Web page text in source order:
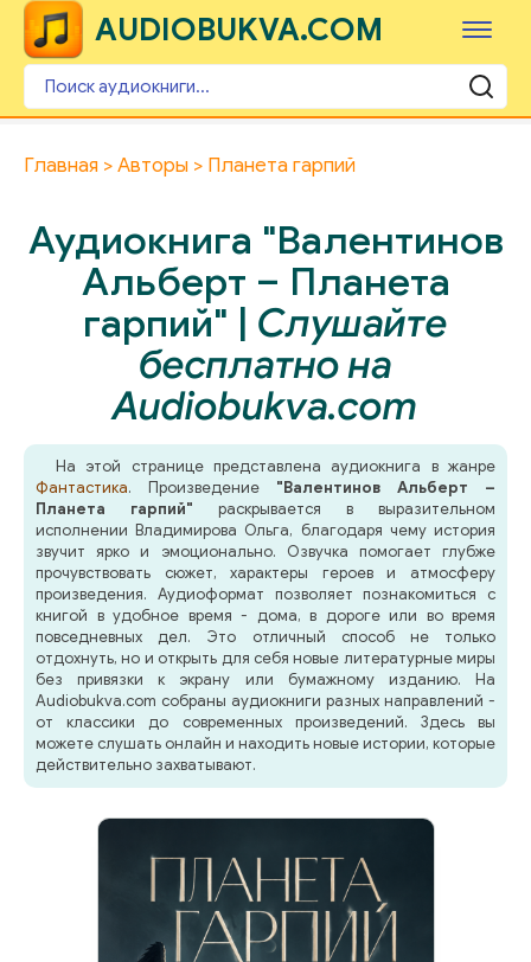
AUDIOBUKVA.COM
Главная Авторы Планета гарпий
Аудиокнига "Валентинов
Альберт – Планета
гарпий" | Слушайте
бесплатно на
Audiobukva.com
На этой странице представлена аудиокнига в жанре
Фантастика. Произведение "Валентинов Альберт –
Планета гарпий" раскрывается в выразительном
исполнении Владимирова Ольга, благодаря чему история
звучит ярко и эмоционально. Озвучка помогает глубже
прочувствовать сюжет, характеры героев и атмосферу
произведения. Аудиоформат позволяет познакомиться с
книгой в удобное время - дома, в дороге или во время
повседневных дел. Это отличный способ не только
отдохнуть, но и открыть для себя новые литературные миры
без привязки к экрану или бумажному изданию. На
Audiobukva.com собраны аудиокниги разных направлений -
от классики до современных произведений. Здесь вы
можете слушать онлайн и находить новые истории, которые
действительно захватывают.